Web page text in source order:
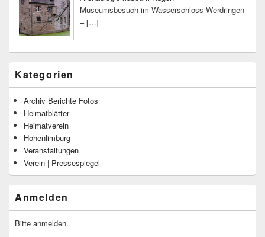
Museumsbesuch im Wasserschloss Werdringen
–[…]
Kategorien
Archiv Berichte Fotos
Heimatblätter
Heimatverein
Hohenlimburg
Veranstaltungen
Verein | Pressespiegel
Anmelden
Bitte anmelden.